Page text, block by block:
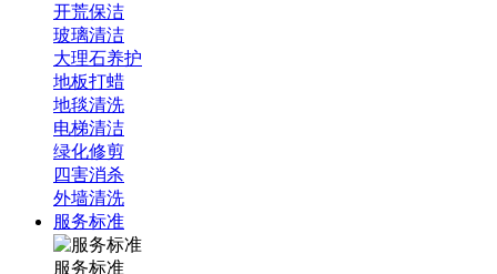
开荒保洁
玻璃清洁
大理石养护
地板打蜡
地毯清洗
电梯清洁
绿化修剪
四害消杀
外墙清洗
服务标准
服务标准